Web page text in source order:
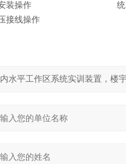
装操作
接线操作
统